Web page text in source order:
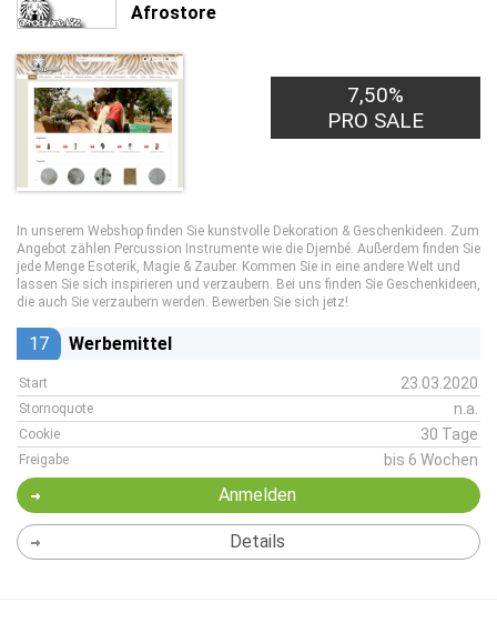
Afrostore
7,50%
PRO SALE
In unserem Webshop finden Sie kunstvolle Dekoration & Geschenkideen. Zum
Angebot zählen Percussion Instrumente wie die Djembé. Außerdem finden Sie
jede Menge Esoterik, Magie & Zauber. Kommen Sie in eine andere Welt und
lassen Sie sich inspirieren und verzaubern. Bei uns finden Sie Geschenkideen,
die auch Sie verzaubern werden. Bewerben Sie sich jetz!
17 Werbemittel
Start 23.03.2020
Stornoquote n.a.
Cookie 30 Tage
Freigabe bis 6 Wochen
Anmelden
Details